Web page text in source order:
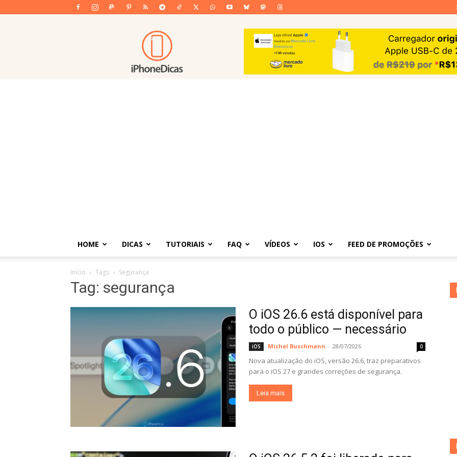
iPhoneDicas
HOME DICAS TUTORIAIS FAQ VÍDEOS IOS FEED DE PROMOÇÕES
Início Tags Segurança
Tag: segurança
O iOS 26.6 está disponível para
todo o público — necessário
iOS Michel Buschmann - 28/07/2026 0
Nova atualização do iOS, versão 26.6, traz preparativos
para o iOS 27 e grandes correções de segurança.
Leia mais